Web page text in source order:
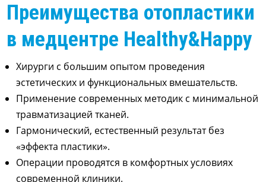
Преимущества отопластики
в медцентре Healthy&Happy
Хирурги с большим опытом проведения
эстетических и функциональных вмешательств.
Применение современных методик с минимальной
травматизацией тканей.
Гармонический, естественный результат без
«эффекта пластики».
Операции проводятся в комфортных условиях
современной клиники.